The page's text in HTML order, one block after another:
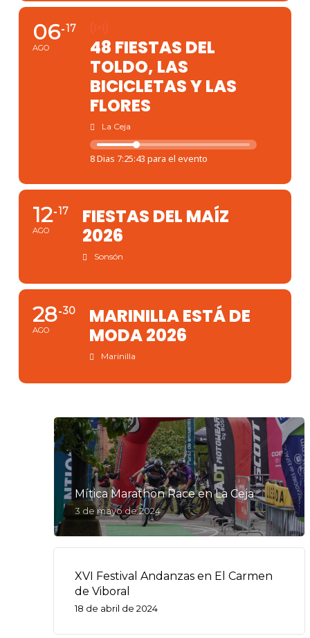
06
AGO
17
48 FIESTAS DEL
TOLDO, LAS
BICICLETAS Y LAS
FLORES
La Ceja
8 Dias 7:25:43 para el evento
12
AGO
17
FIESTAS DEL MAÍZ
2026
Sonsón
28
AGO
30
MARINILLA ESTÁ DE
MODA 2026
Marinilla
Mítica Marathon Race en La Ceja
3 de mayo de 2024
XVI Festival Andanzas en El Carmen
de Viboral
18 de abril de 2024